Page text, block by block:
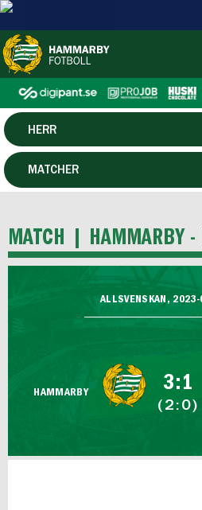
HERR
DAM
P19
MATCHER
MATCH | HAMMARBY
ALLSVENSKAN,
HAMMARBY 3:1
(2:0)